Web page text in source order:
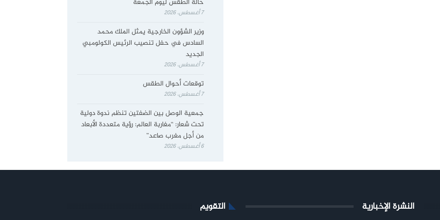
حالة الطقس ليوم الجمعة
7 أغسطس، 2026
وزير الشؤون الخارجية يمثل الملك محمد
السادس في حفل تنصيب الرئيس الكولومبي
الجديد
7 أغسطس، 2026
توقعات أحوال الطقس
7 أغسطس، 2026
جمعية الوصل بين الضفتين تنظم ندوة دولية
تحت شعار: “مغاربة العالم: رؤية متعددة الأبعاد
من أجل مغرب صاعد”
6 أغسطس، 2026
النشرة الإخبارية التقويم